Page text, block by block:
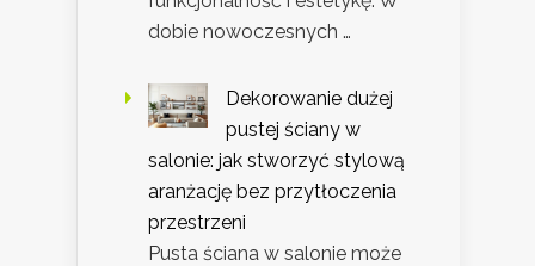
dobie nowoczesnych …
Dekorowanie dużej
pustej ściany w
salonie: jak stworzyć stylową
aranżację bez przytłoczenia
przestrzeni
Pusta ściana w salonie może